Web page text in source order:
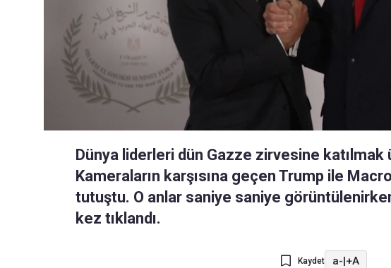
Dünya liderleri dün Gazze zirvesine katılmak
Kameraların karşısına geçen Trump ile
tutuştu. O anlar saniye saniye
kez tıklandı.
Kaydet a-|+A